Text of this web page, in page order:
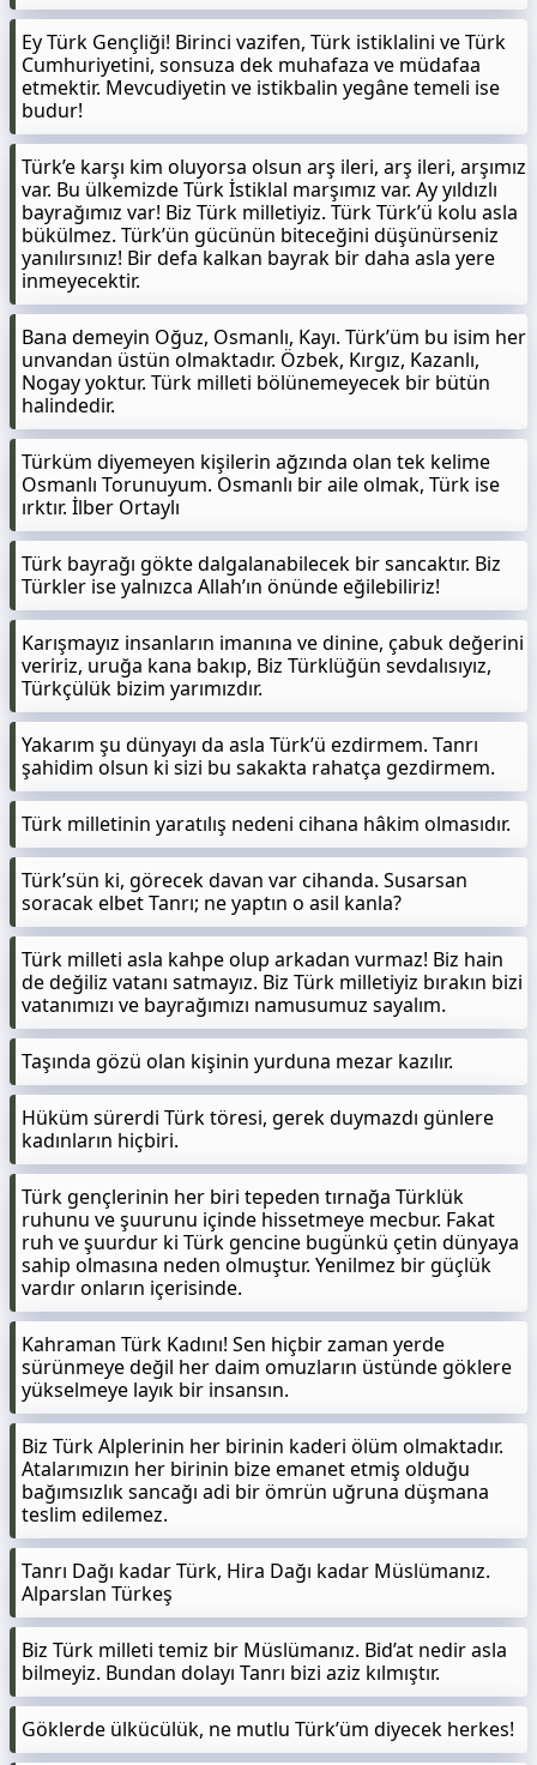
Ey Türk Gençliği! Birinci vazifen, Türk istiklalini ve Türk
Cumhuriyetini, sonsuza dek muhafaza ve müdafaa
etmektir. Mevcudiyetin ve istikbalin yegâne temeli ise
budur!
Türk’e karşı kim oluyorsa olsun arş ileri, arş ileri, arşımız
var. Bu ülkemizde Türk İstiklal marşımız var. Ay yıldızlı
bayrağımız var! Biz Türk milletiyiz. Türk Türk’ü kolu asla
bükülmez. Türk’ün gücünün biteceğini düşünürseniz
yanılırsınız! Bir defa kalkan bayrak bir daha asla yere
inmeyecektir.
Bana demeyin Oğuz, Osmanlı, Kayı. Türk’üm bu isim her
unvandan üstün olmaktadır. Özbek, Kırgız, Kazanlı,
Nogay yoktur. Türk milleti bölünemeyecek bir bütün
halindedir.
Türküm diyemeyen kişilerin ağzında olan tek kelime
Osmanlı Torunuyum. Osmanlı bir aile olmak, Türk ise
ırktır. İlber Ortaylı
Türk bayrağı gökte dalgalanabilecek bir sancaktır. Biz
Türkler ise yalnızca Allah’ın önünde eğilebiliriz!
Karışmayız insanların imanına ve dinine, çabuk değerini
veririz, uruğa kana bakıp, Biz Türklüğün sevdalısıyız,
Türkçülük bizim yarımızdır.
Yakarım şu dünyayı da asla Türk’ü ezdirmem. Tanrı
şahidim olsun ki sizi bu sakakta rahatça gezdirmem.
Türk milletinin yaratılış nedeni cihana hâkim olmasıdır.
Türk’sün ki, görecek davan var cihanda. Susarsan
soracak elbet Tanrı; ne yaptın o asil kanla?
Türk milleti asla kahpe olup arkadan vurmaz! Biz hain
de değiliz vatanı satmayız. Biz Türk milletiyiz bırakın bizi
vatanımızı ve bayrağımızı namusumuz sayalım.
Taşında gözü olan kişinin yurduna mezar kazılır.
Hüküm sürerdi Türk töresi, gerek duymazdı günlere
kadınların hiçbiri.
Türk gençlerinin her biri tepeden tırnağa Türklük
ruhunu ve şuurunu içinde hissetmeye mecbur. Fakat
ruh ve şuurdur ki Türk gencine bugünkü çetin dünyaya
sahip olmasına neden olmuştur. Yenilmez bir güçlük
vardır onların içerisinde.
Kahraman Türk Kadını! Sen hiçbir zaman yerde
sürünmeye değil her daim omuzların üstünde göklere
yükselmeye layık bir insansın.
Biz Türk Alplerinin her birinin kaderi ölüm olmaktadır.
Atalarımızın her birinin bize emanet etmiş olduğu
bağımsızlık sancağı adi bir ömrün uğruna düşmana
teslim edilemez.
Tanrı Dağı kadar Türk, Hira Dağı kadar Müslümanız.
Alparslan Türkeş
Biz Türk milleti temiz bir Müslümanız. Bid’at nedir asla
bilmeyiz. Bundan dolayı Tanrı bizi aziz kılmıştır.
Göklerde ülkücülük, ne mutlu Türk’üm diyecek herkes!